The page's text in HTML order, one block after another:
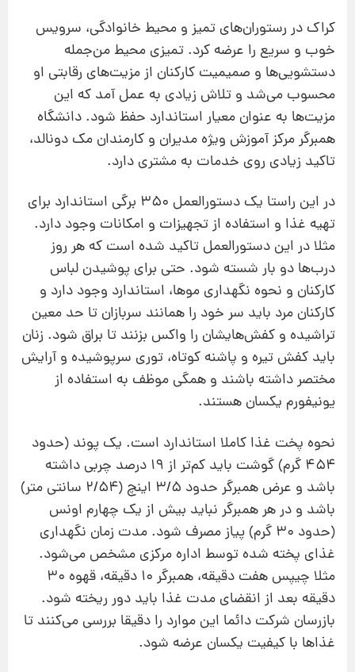
كراك در رستوران‌های تمیز و محیط خانوادگی، سرویس
خوب و سریع را عرضه كرد. تمیزی محیط من‌جمله
دستشویی‌ها و صمیمیت كاركنان از مزیت‌های رقابتی او
محسوب می‌شد و تلاش زیادی به عمل آمد كه این
مزیت‌ها به عنوان معیار استاندارد حفظ شود. دانشگاه
همبرگر مركز آموزش ویژه مدیران و كارمندان مك دونالد،
تاكید زیادی روی خدمات به مشتری دارد.
در این راستا یك دستورالعمل ۳۵۰ برگی استاندارد برای
تهیه غذا و استفاده از تجهیزات و امكانات وجود دارد.
مثلا در این دستورالعمل تاكید شده است كه هر روز
درب‌ها دو بار شسته شود. حتی برای پوشیدن لباس
كاركنان و نحوه نگهداری موها، استاندارد وجود دارد و
كاركنان مرد باید سر خود را همانند سربازان تا حد معین
تراشیده و كفش‌هایشان را واكس بزنند تا براق شود. زنان
باید كفش تیره و پاشنه كوتاه، توری سرپوشیده و آرایش
مختصر داشته باشند و همگی موظف به استفاده از
یونیفورم یكسان هستند.
نحوه پخت غذا كاملا استاندارد است. یك پوند (حدود
۴۵۴ گرم) گوشت باید كم‌تر از ۱۹ درصد چربی داشته
باشد و عرض همبرگر حدود ۳/۵ اینچ (۲/۵۴ سانتی متر)
باشد و در هر همبرگر نباید بیش از یك چهارم اونس
(حدود ۳۰ گرم) پیاز مصرف شود. مدت زمان نگهداری
غذای پخته شده توسط اداره مركزی مشخص می‌شود.
مثلا چیپس هفت دقیقه، همبرگر ۱۰ دقیقه، قهوه ۳۰
دقیقه بعد از انقضای مدت غذا باید دور ریخته شود.
بازرسان شركت دائما این موارد را دقیقا بررسی می‌كنند تا
غذاها با كیفیت یكسان عرضه شود.